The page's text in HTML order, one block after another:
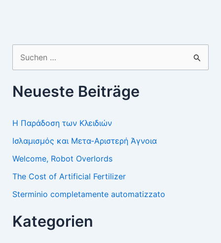
nach:
Neueste Beiträge
Η Παράδοση των Κλειδιών
Ισλαμισμός και Μετα-Αριστερή Άγνοια
Welcome, Robot Overlords
The Cost of Artificial Fertilizer
Sterminio completamente automatizzato
Kategorien